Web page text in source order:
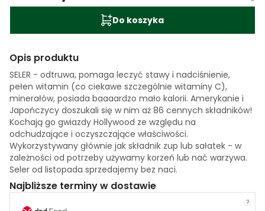
Do koszyka
Opis produktu
SELER - odtruwa, pomaga leczyć stawy i nadciśnienie,
pełen witamin (co ciekawe szczególnie witaminy C),
minerałów, posiada baaaardzo mało kalorii. Amerykanie i
Japończycy doszukali się w nim aż 86 cennych składników!
Kochają go gwiazdy Hollywood ze względu na
odchudzające i oczyszczające właściwości.
Wykorzystywany głównie jak składnik zup lub sałatek - w
zależności od potrzeby używamy korzeń lub nać warzywa.
Seler od listopada sprzedajemy bez naci.
Najbliższe terminy w dostawie
?